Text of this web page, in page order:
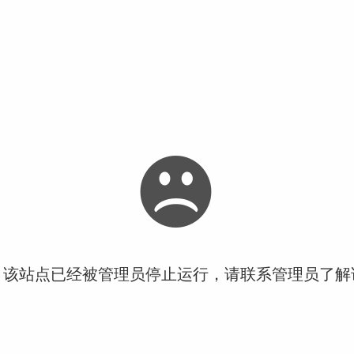
站点已经被管理员停止运行，请联系管理员了